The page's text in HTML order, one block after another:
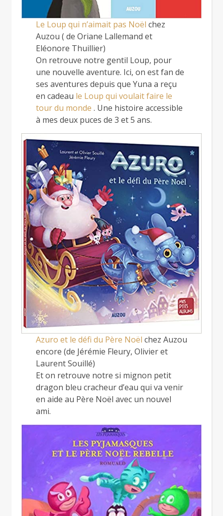
Le Loup qui n’aimait pas Noël chez
Auzou ( de Oriane Lallemand et
Eléonore Thuillier)
On retrouve notre gentil Loup, pour
une nouvelle aventure. Ici, on est fan de
ses aventures depuis que Yuna a reçu
en cadeau le Loup qui voulait faire le
tour du monde . Une histoire accessible
à mes deux puces de 3 et 5 ans.
Azuro et le défi du Père Noël chez Auzou
encore (de Jérémie Fleury, Olivier et
Laurent Souillé)
Et on retrouve notre si mignon petit
dragon bleu cracheur d’eau qui va venir
en aide au Père Noël avec un nouvel
ami.